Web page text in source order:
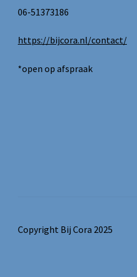
06-51373186
https://bijcora.nl/contact/
*open op afspraak
Copyright Bij Cora 2025